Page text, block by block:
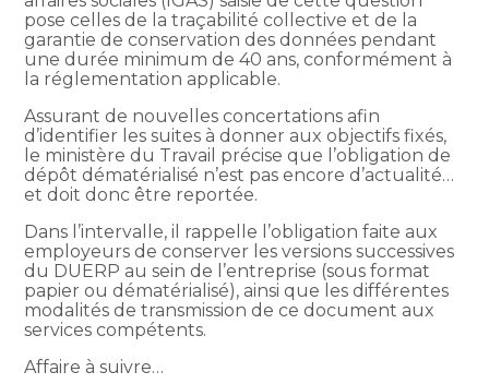
pose celles de la traçabilité collective et de la
garantie de conservation des données pendant
une durée minimum de 40 ans, conformément à
la réglementation applicable.
Assurant de nouvelles concertations afin
d’identifier les suites à donner aux objectifs fixés,
le ministère du Travail précise que l’obligation de
dépôt dématérialisé n’est pas encore d’actualité…
et doit donc être reportée.
Dans l’intervalle, il rappelle l’obligation faite aux
employeurs de conserver les versions successives
du DUERP au sein de l’entreprise (sous format
papier ou dématérialisé), ainsi que les différentes
modalités de transmission de ce document aux
services compétents.
Affaire à suivre…